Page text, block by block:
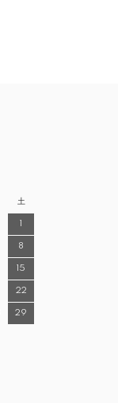
土
1
8
15
22
29